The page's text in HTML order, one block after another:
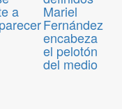
a Mariel
Fernández
encabeza
el pelotón
del medio